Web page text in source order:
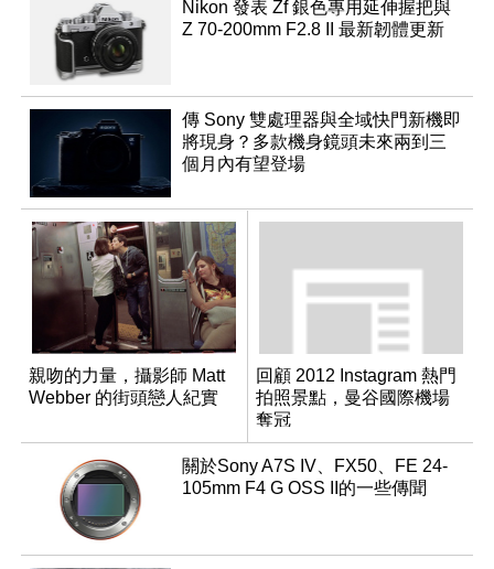
Nikon 發表 Zf 銀色專用延伸握把與
Z 70-200mm F2.8 II 最新韌體更新
傳 Sony 雙處理器與全域快門新機即
將現身？多款機身鏡頭未來兩到三
個月內有望登場
親吻的力量，攝影師 Matt
Webber 的街頭戀人紀實
回顧 2012 Instagram 熱門
拍照景點，曼谷國際機場
奪冠
關於Sony A7S IV、FX50、FE 24-
105mm F4 G OSS II的一些傳聞